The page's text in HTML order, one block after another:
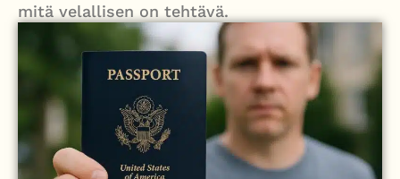
Avustettu kuolema palaa parlamenttiin – kansanedustaja vaatii
lordeja viemään lain maaliin
mitä velallisen on tehtävä.